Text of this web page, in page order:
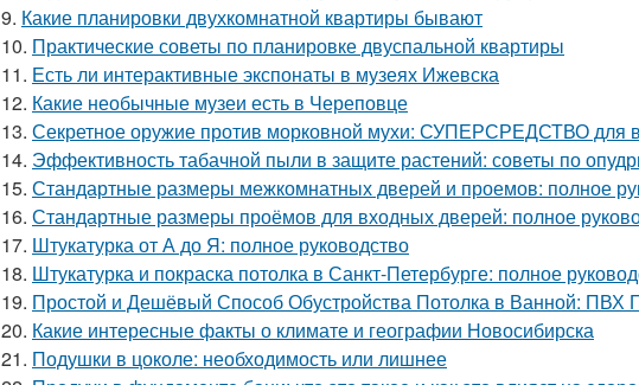
9. Какие планировки двухкомнатной квартиры бывают
10. Практические советы по планировке двуспальной квартиры
11. Есть ли интерактивные экспонаты в музеях Ижевска
12. Какие необычные музеи есть в Череповце
13. Секретное оружие против морковной мухи: СУПЕРСРЕДСТВО для
14. Эффективность табачной пыли в защите растений: советы по
15. Стандартные размеры межкомнатных дверей и проемов: полное
16. Стандартные размеры проёмов для входных дверей: полное
17. Штукатурка от А до Я: полное руководство
18. Штукатурка и покраска потолка в Санкт-Петербурге: полное
19. Простой и Дешёвый Способ Обустройства Потолка в Ванной: ПВХ
20. Какие интересные факты о климате и географии Новосибирска
21. Подушки в цоколе: необходимость или лишнее